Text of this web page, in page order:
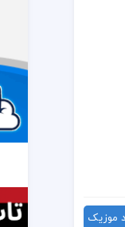
موزیک